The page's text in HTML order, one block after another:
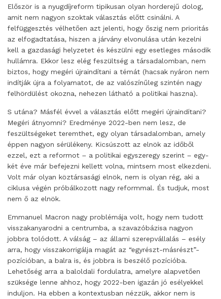
Először is a nyugdíjreform tipikusan olyan horderejű dolog,
amit nem nagyon szoktak választás előtt csinálni. A
felfüggesztés vélhetően azt jelenti, hogy őszig nem prioritás
az elfogadtatása, hiszen a járvány elvonulása után kezelni
kell a gazdasági helyzetet és készülni egy esetleges második
hullámra. Ekkor lesz elég feszültség a társadalomban, nem
biztos, hogy megéri újraindítani a témát (hacsak nyáron nem
indítják újra a folyamatot, de az valószínűleg szintén nagy
felhördülést okozna, nehezen látható a politikai haszna).
S utána? Másfél évvel a választás előtt megéri újraindítani?
Megéri átnyomni? Eredménye 2022-ben nem lesz, de
feszültségeket teremthet, egy olyan társadalomban, amely
éppen nagyon sérülékeny. Kicsúszott az elnök az időből
ezzel, ezt a reformot – a politikai egyszeregy szerint – egy-
két éve már befejezni kellett volna, mintsem most elkezdeni.
Volt már olyan köztársasági elnök, nem is olyan rég, aki a
ciklusa végén próbálkozott nagy reformmal. És tudjuk, most
nem ő az elnök.
Emmanuel Macron nagy problémája volt, hogy nem tudott
visszakanyarodni a centrumba, a szavazóbázisa nagyon
jobbra tolódott. A válság – az állami szerepvállalás – esély
arra, hogy visszakorrigálja magát az “egyrészt-másrészt”-
pozícióban, a balra is, és jobbra is beszélő pozícióba.
Lehetőség arra a baloldali fordulatra, amelyre alapvetően
szüksége lenne ahhoz, hogy 2022-ben igazán jó esélyekkel
induljon. Ha ebben a kontextusban nézzük, akkor nem is